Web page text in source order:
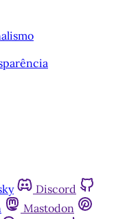
Discord
Mastodon